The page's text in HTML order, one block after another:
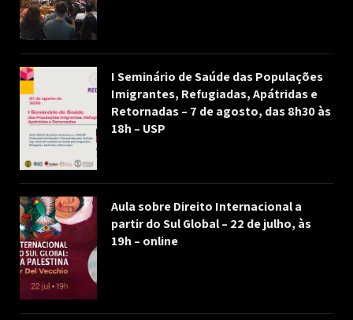
I Seminário de Saúde das Populações
Imigrantes, Refugiadas, Apátridas e
Retornadas – 7 de agosto, das 8h30 às
18h – USP
Aula sobre Direito Internacional a
partir do Sul Global – 22 de julho, às
19h – online